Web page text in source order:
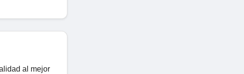
al mejor